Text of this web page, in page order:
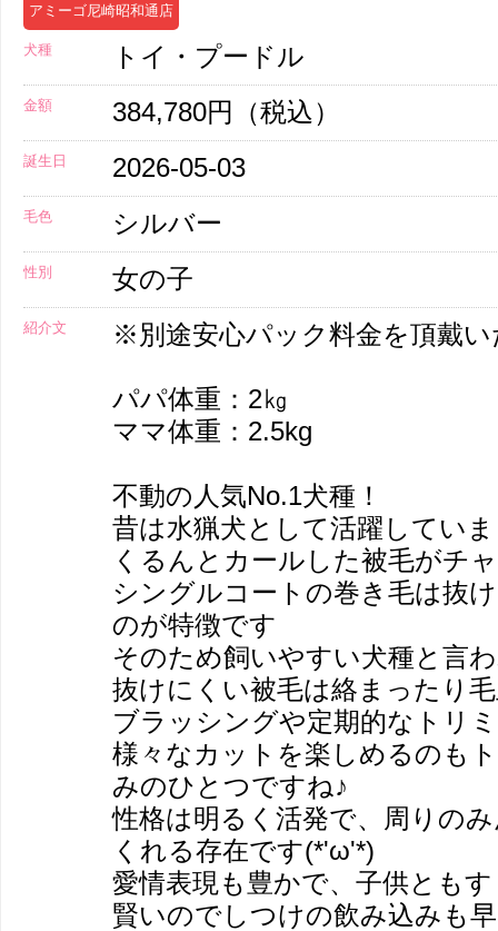
アミーゴ尼崎昭和通店
犬種 トイ・プードル
金額 384,780円（税込）
誕生日 2026-05-03
毛色 シルバー
性別 女の子
紹介文 ※別途安心パック料金を頂戴
パパ体重：2㎏
ママ体重：2.5kg
不動の人気No.1犬種！
昔は水猟犬として活躍してい
くるんとカールした被毛がチ
シングルコートの巻き毛は抜
のが特徴です
そのため飼いやすい犬種と言
抜けにくい被毛は絡まったり
ブラッシングや定期的なトリ
様々なカットを楽しめるのも
みのひとつですね♪
性格は明るく活発で、周りの
くれる存在です(*'ω'*)
愛情表現も豊かで、子供とも
賢いのでしつけの飲み込みも